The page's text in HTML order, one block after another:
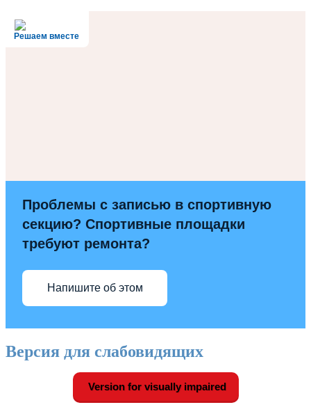
Решаем вместе
Проблемы с записью в спортивную
секцию? Спортивные площадки
требуют ремонта?
Напишите об этом
Версия для слабовидящих
Version for visually impaired